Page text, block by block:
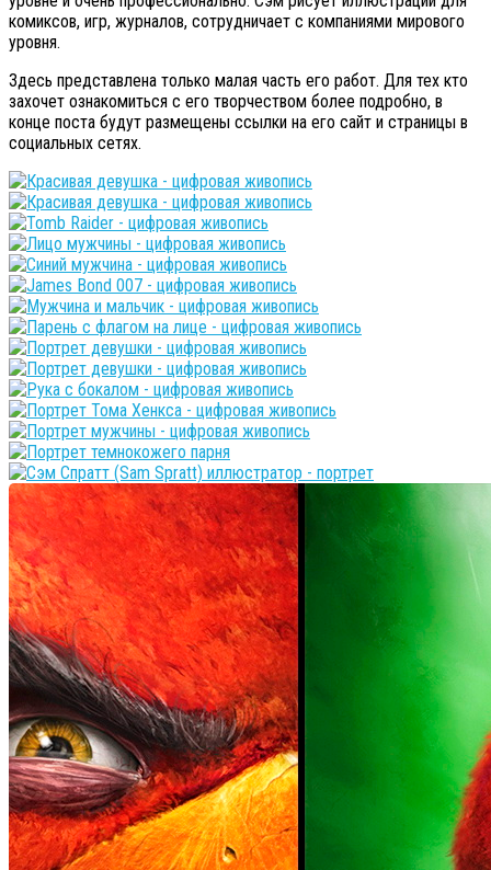
комиксов, игр, журналов, сотрудничает с компаниями мирового
уровня.
Здесь представлена только малая часть его работ. Для тех кто
захочет ознакомиться с его творчеством более подробно, в
конце поста будут размещены ссылки на его сайт и страницы в
социальных сетях.